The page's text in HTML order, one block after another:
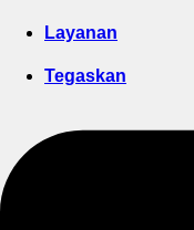
Layanan
Tegaskan